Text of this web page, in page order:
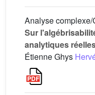
Analyse
Sur
analytiques
Étienne Ghys